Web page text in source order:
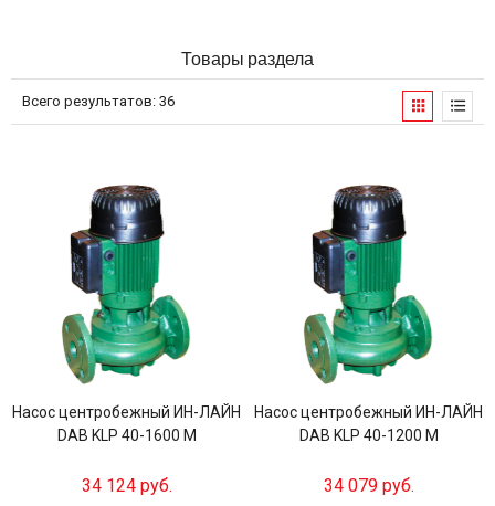
Товары раздела
Всего результатов: 36
Насос центробежный ИН-ЛАЙН
DAB KLP 40-1600 M
34 124 руб.
Насос центробежный ИН-ЛАЙН
DAB KLP 40-1200 M
34 079 руб.